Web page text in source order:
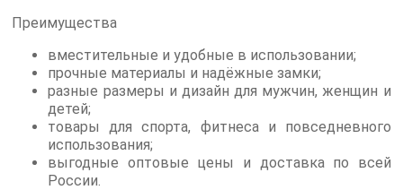
Преимущества
вместительные и удобные в использовании;
прочные материалы и надёжные замки;
разные размеры и дизайн для мужчин, женщин и
детей;
товары для спорта, фитнеса и повседневного
использования;
выгодные оптовые цены и доставка по всей
России.